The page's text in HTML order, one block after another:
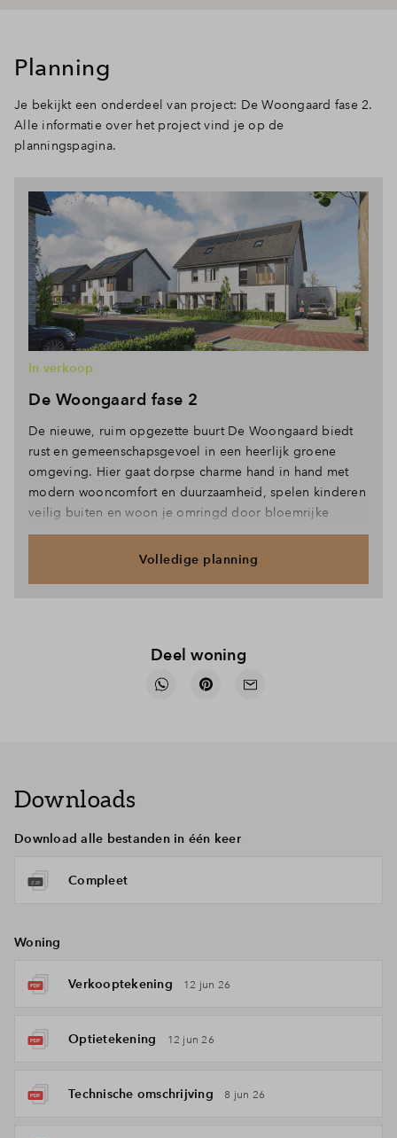
Planning
Je bekijkt een onderdeel van project: De Woongaard fase 2.
Alle informatie over het project vind je op de
planningspagina.
De Woongaard fase 2
In verkoop
De nieuwe, ruim opgezette buurt De Woongaard biedt
rust en gemeenschapsgevoel in een heerlijk groene
omgeving. Hier gaat dorpse charme hand in hand met
modern wooncomfort en duurzaamheid, spelen kinderen
veilig buiten en woon je omringd door bloemrijke
tuinen, boomgaarden, De Kannenkijker Plas en weidse
Volledige planning
Deel woning
Downloads
Download alle bestanden in één keer
Compleet
Woning
Verkooptekening 12 jun 26
Optietekening 12 jun 26
Technische omschrijving 8 jun 26